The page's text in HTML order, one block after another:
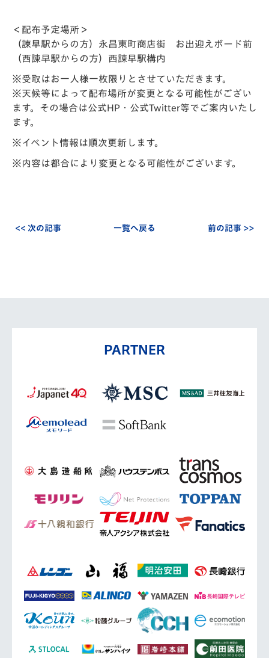
＜配布予定場所＞
（諫早駅からの方）永昌東町商店街 お出迎えボード前
（西諫早駅からの方）西諌早駅構内
※受取はお一人様一枚限りとさせていただきます。
※天候等によって配布場所が変更となる可能性がござい
ます。その場合は公式HP・公式Twitter等でご案内いたし
ます。
※イベント情報は順次更新します。
※内容は都合により変更となる可能性がございます。
<< 次の記事 一覧へ戻る 前の記事 >>
PARTNER